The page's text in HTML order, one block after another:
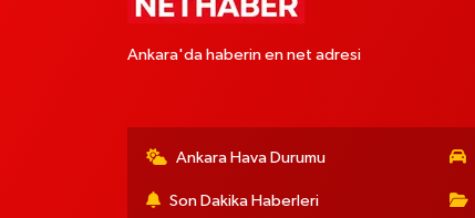
Ankara'da haberin en net adresi
Ankara Hava Durumu
Son Dakika Haberleri